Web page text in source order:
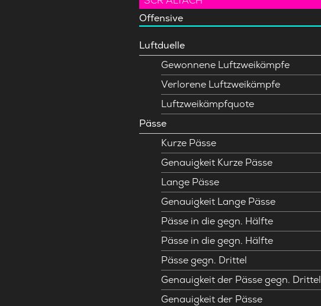
Offensive
Luftduelle
Gewonnene Luftzweikämpfe
Verlorene Luftzweikämpfe
Luftzweikämpfquote
Pässe
Kurze Pässe
Genauigkeit Kurze Pässe
Lange Pässe
Genauigkeit Lange Pässe
Pässe in die gegn. Hälfte
Pässe in die gegn. Hälfte
Pässe gegn. Drittel
Genauigkeit der Pässe gegn. Drittel
Genauigkeit der Pässe